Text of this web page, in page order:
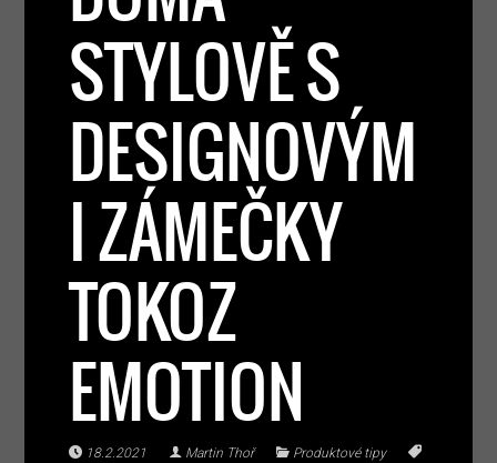
STYLOVĚ S
DESIGNOVÝM
I ZÁMEČKY
TOKOZ
EMOTION
18.2.2021 Martin Thoř
Produktové tipy